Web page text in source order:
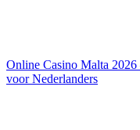
Online Casino Malta 2026
voor Nederlanders